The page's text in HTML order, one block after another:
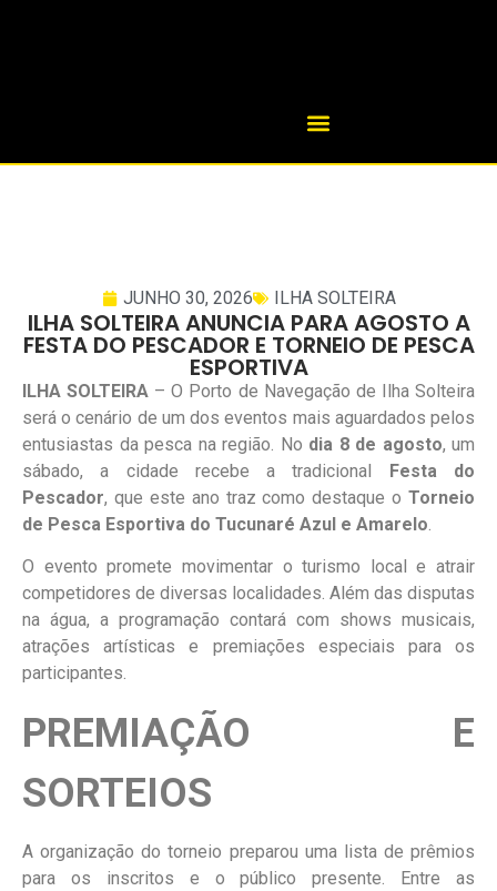
JUNHO 30, 2026 ILHA SOLTEIRA
ILHA SOLTEIRA ANUNCIA PARA AGOSTO A
FESTA DO PESCADOR E TORNEIO DE PESCA
ESPORTIVA
ILHA SOLTEIRA – O Porto de Navegação de Ilha Solteira
será o cenário de um dos eventos mais aguardados pelos
entusiastas da pesca na região. No dia 8 de agosto, um
sábado, a cidade recebe a tradicional Festa do
Pescador, que este ano traz como destaque o Torneio
de Pesca Esportiva do Tucunaré Azul e Amarelo.
O evento promete movimentar o turismo local e atrair
competidores de diversas localidades. Além das disputas
na água, a programação contará com shows musicais,
atrações artísticas e premiações especiais para os
participantes.
PREMIAÇÃO E
SORTEIOS
A organização do torneio preparou uma lista de prêmios
para os inscritos e o público presente. Entre as